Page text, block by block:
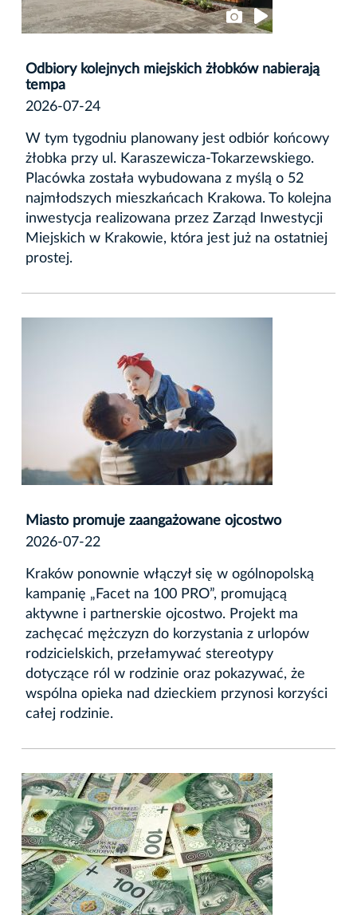
Odbiory kolejnych miejskich żłobków nabierają
tempa
2026-07-24
W tym tygodniu planowany jest odbiór końcowy
żłobka przy ul. Karaszewicza-Tokarzewskiego.
Placówka została wybudowana z myślą o 52
najmłodszych mieszkańcach Krakowa. To kolejna
inwestycja realizowana przez Zarząd Inwestycji
Miejskich w Krakowie, która jest już na ostatniej
prostej.
Miasto promuje zaangażowane ojcostwo
2026-07-22
Kraków ponownie włączył się w ogólnopolską
kampanię „Facet na 100 PRO”, promującą
aktywne i partnerskie ojcostwo. Projekt ma
zachęcać mężczyzn do korzystania z urlopów
rodzicielskich, przełamywać stereotypy
dotyczące ról w rodzinie oraz pokazywać, że
wspólna opieka nad dzieckiem przynosi korzyści
całej rodzinie.